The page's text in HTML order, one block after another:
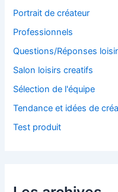
Portrait de créateur
Professionnels
Questions/Réponses
Salon loisirs creatifs
Sélection de l'équipe
Tendance et idées de
Test produit